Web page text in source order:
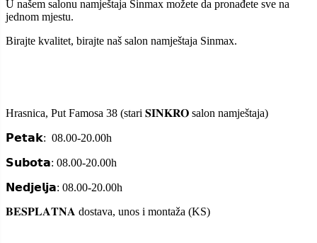
U našem salonu namještaja Sinmax možete da pronađete sve na
jednom mjestu.
Birajte kvalitet, birajte naš salon namještaja Sinmax.
Hrasnica, Put Famosa 38 (stari 𝐒𝐈𝐍𝐊𝐑𝐎 salon namještaja)
𝗣𝗲𝘁𝗮𝗸: 08.00-20.00h
𝗦𝘂𝗯𝗼𝘁𝗮: 08.00-20.00h
𝗡𝗲𝗱𝗷𝗲𝗹𝗷𝗮: 08.00-20.00h
𝐁𝐄𝐒𝐏𝐋𝐀𝐓𝐍𝐀 dostava, unos i montaža (KS)